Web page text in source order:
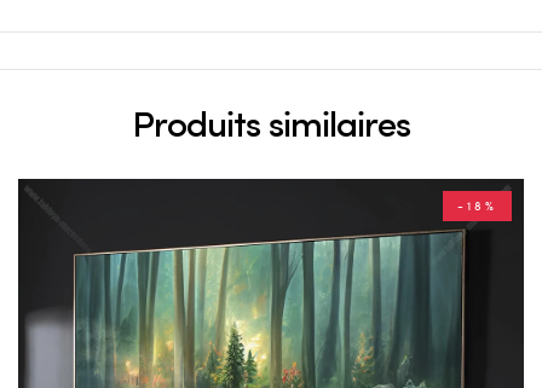
Produits similaires
-18%